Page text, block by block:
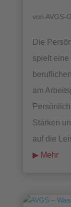
von AVGS-
Die
spielt
am
Stärken
auf die
mehr lesen